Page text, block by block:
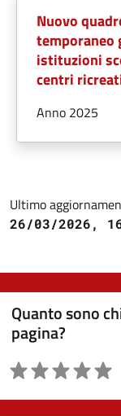
Nuovo
temporaneo
istituzioni
centri
Anno 2025
Ultimo
26/03/2026,
Quanto sono
pagina?
Valutazione